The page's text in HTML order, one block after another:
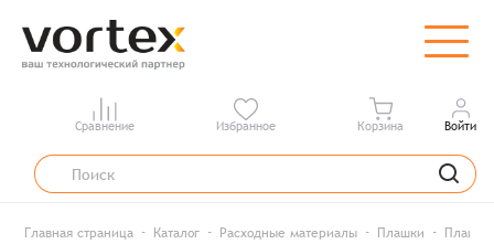
Сравнение Избранное Корзина Войти
Главная страница Каталог Расходные материалы Плашки Плашка